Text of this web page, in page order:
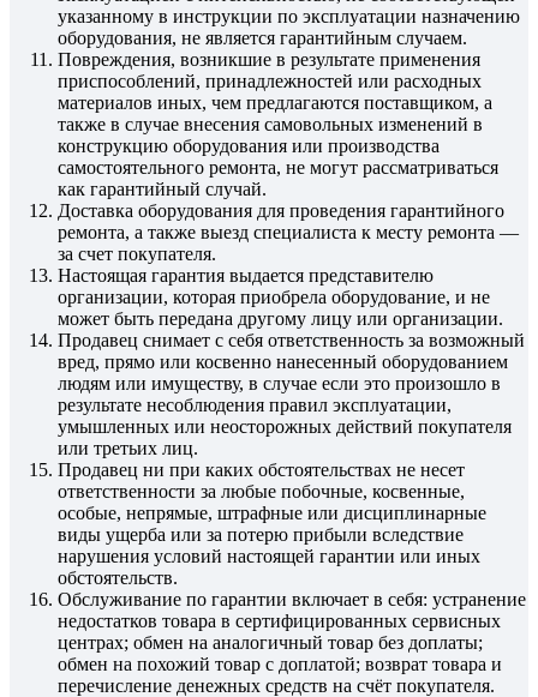
указанному в инструкции по эксплуатации назначению
оборудования, не является гарантийным случаем.
Повреждения, возникшие в результате применения
приспособлений, принадлежностей или расходных
материалов иных, чем предлагаются поставщиком, а
также в случае внесения самовольных изменений в
конструкцию оборудования или производства
самостоятельного ремонта, не могут рассматриваться
как гарантийный случай.
Доставка оборудования для проведения гарантийного
ремонта, а также выезд специалиста к месту ремонта —
за счет покупателя.
Настоящая гарантия выдается представителю
организации, которая приобрела оборудование, и не
может быть передана другому лицу или организации.
Продавец снимает с себя ответственность за возможный
вред, прямо или косвенно нанесенный оборудованием
людям или имуществу, в случае если это произошло в
результате несоблюдения правил эксплуатации,
умышленных или неосторожных действий покупателя
или третьих лиц.
Продавец ни при каких обстоятельствах не несет
ответственности за любые побочные, косвенные,
особые, непрямые, штрафные или дисциплинарные
виды ущерба или за потерю прибыли вследствие
нарушения условий настоящей гарантии или иных
обстоятельств.
Обслуживание по гарантии включает в себя: устранение
недостатков товара в сертифицированных сервисных
центрах; обмен на аналогичный товар без доплаты;
обмен на похожий товар с доплатой; возврат товара и
перечисление денежных средств на счёт покупателя.